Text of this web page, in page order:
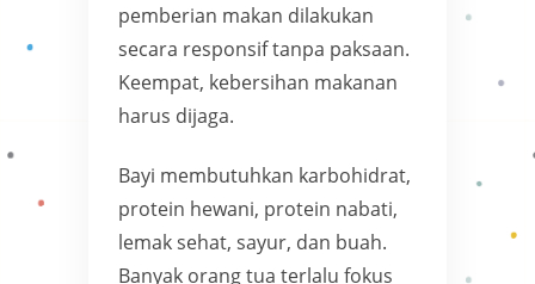
pemberian makan dilakukan
secara responsif tanpa paksaan.
Keempat, kebersihan makanan
harus dijaga.
Bayi membutuhkan karbohidrat,
protein hewani, protein nabati,
lemak sehat, sayur, dan buah.
Banyak orang tua terlalu fokus